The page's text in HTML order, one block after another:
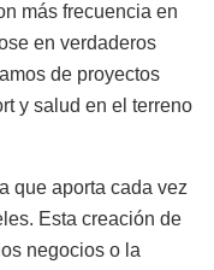
más frecuencia en
en verdaderos
de proyectos
y salud en el terreno
que aporta cada vez
Esta creación de
negocios o la